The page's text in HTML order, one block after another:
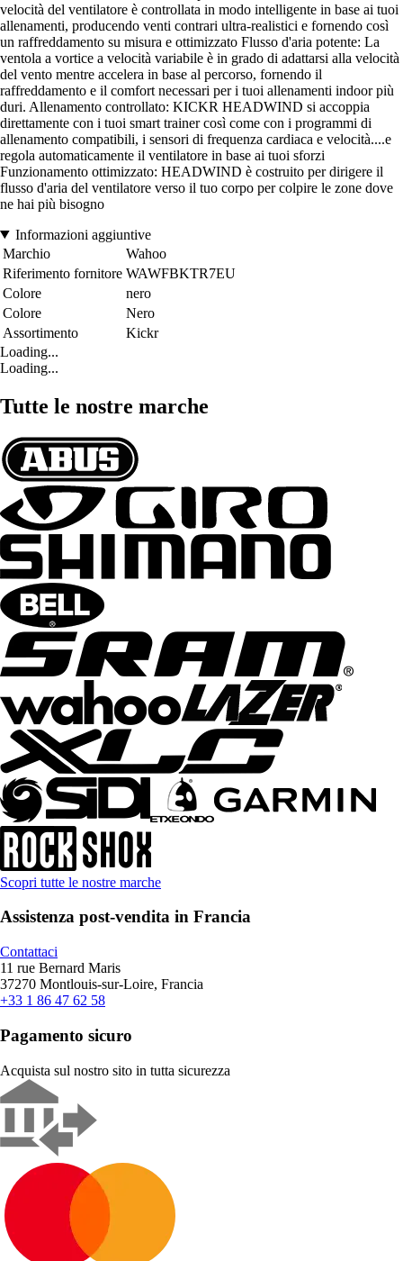
velocità del ventilatore è controllata in modo intelligente in base ai tuoi
allenamenti, producendo venti contrari ultra-realistici e fornendo così
un raffreddamento su misura e ottimizzato Flusso d'aria potente: La
ventola a vortice a velocità variabile è in grado di adattarsi alla velocità
del vento mentre accelera in base al percorso, fornendo il
raffreddamento e il comfort necessari per i tuoi allenamenti indoor più
duri. Allenamento controllato: KICKR HEADWIND si accoppia
direttamente con i tuoi smart trainer così come con i programmi di
allenamento compatibili, i sensori di frequenza cardiaca e velocità....e
regola automaticamente il ventilatore in base ai tuoi sforzi
Funzionamento ottimizzato: HEADWIND è costruito per dirigere il
flusso d'aria del ventilatore verso il tuo corpo per colpire le zone dove
ne hai più bisogno
Informazioni aggiuntive
Marchio
Wahoo
Riferimento fornitore WAWFBKTR7EU
Colore
nero
Colore
Nero
Assortimento
Kickr
Loading...
Loading...
Tutte le nostre marche
Scopri tutte le nostre marche
Assistenza post-vendita in Francia
Contattaci
11 rue Bernard Maris
37270 Montlouis-sur-Loire, Francia
+33 1 86 47 62 58
Pagamento sicuro
Acquista sul nostro sito in tutta sicurezza